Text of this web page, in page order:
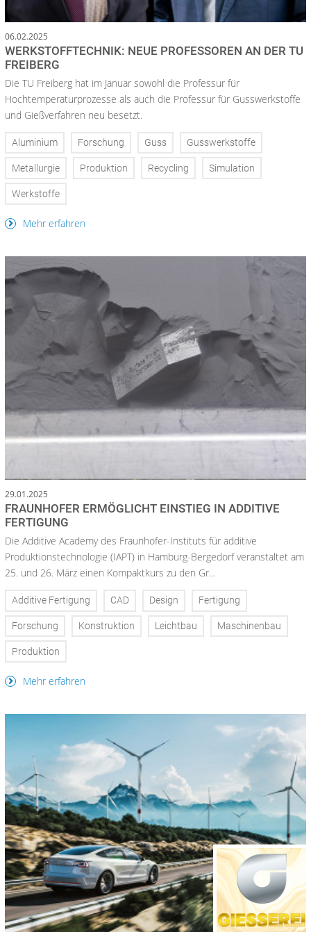
06.02.2025
WERKSTOFFTECHNIK: NEUE PROFESSOREN AN DER TU
FREIBERG
Die TU Freiberg hat im Januar sowohl die Professur für
Hochtemperaturprozesse als auch die Professur für Gusswerkstoffe
und Gießverfahren neu besetzt.
Aluminium Forschung Guss Gusswerkstoffe
Metallurgie Produktion Recycling Simulation
Werkstoffe
Mehr erfahren
29.01.2025
FRAUNHOFER ERMÖGLICHT EINSTIEG IN ADDITIVE
FERTIGUNG
Die Additive Academy des Fraunhofer-Instituts für additive
Produktionstechnologie (IAPT) in Hamburg-Bergedorf veranstaltet am
25. und 26. März einen Kompaktkurs zu den Gr...
Additive Fertigung CAD Design Fertigung
Forschung Konstruktion Leichtbau Maschinenbau
Produktion
Mehr erfahren